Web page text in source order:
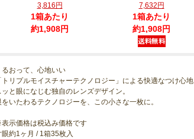
3,816円
1箱あたり
約1,908円
7,632円
1箱あたり
約1,908円
るおって、心地いい
トリプルモイスチャーテクノロジー」による快適なつけ心地
ッと眼になじむ独自のレンズデザイン。
をいたわるテクノロジーを、この小さな一枚に。
示価格は税込み価格です
眼約1ヶ月 / 1箱35枚入